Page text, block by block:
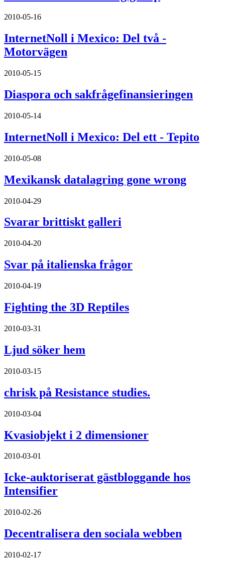
2010-05-16
InternetNoll i Mexico: Del två -
Motorvägen
2010-05-15
Diaspora och sakfrågefinansieringen
2010-05-14
InternetNoll i Mexico: Del ett - Tepito
2010-05-08
Mexikansk datalagring gone wrong
2010-04-29
Svarar brittiskt galleri
2010-04-20
Svar på italienska frågor
2010-04-19
Fighting the 3D Reptiles
2010-03-31
Ljud söker hem
2010-03-15
chrisk på Resistance studies.
2010-03-04
Kvasiobjekt i 2 dimensioner
2010-03-01
Icke-auktoriserat gästbloggande hos
Intensifier
2010-02-26
Decentralisera den sociala webben
2010-02-17